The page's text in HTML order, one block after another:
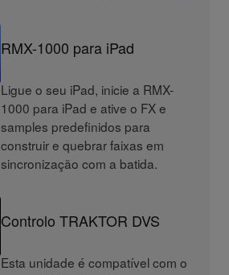
RMX-1000 para iPad
Ligue o seu iPad, inicie a RMX-
1000 para iPad e ative o FX e
samples predefinidos para
construir e quebrar faixas em
sincronização com a batida.
Controlo TRAKTOR DVS
Esta unidade é compatível com o